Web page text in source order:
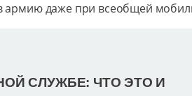
армию даже при всеобщей
СЛУЖБЕ: ЧТО ЭТО И